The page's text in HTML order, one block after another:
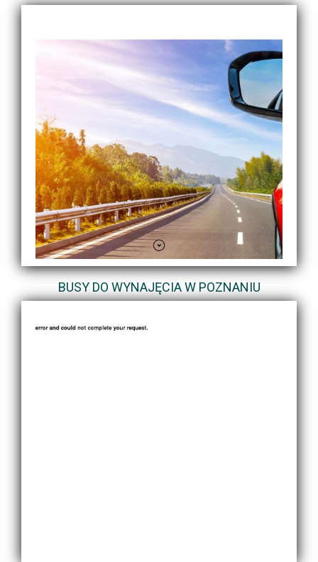
BUSY DO WYNAJĘCIA W POZNANIU